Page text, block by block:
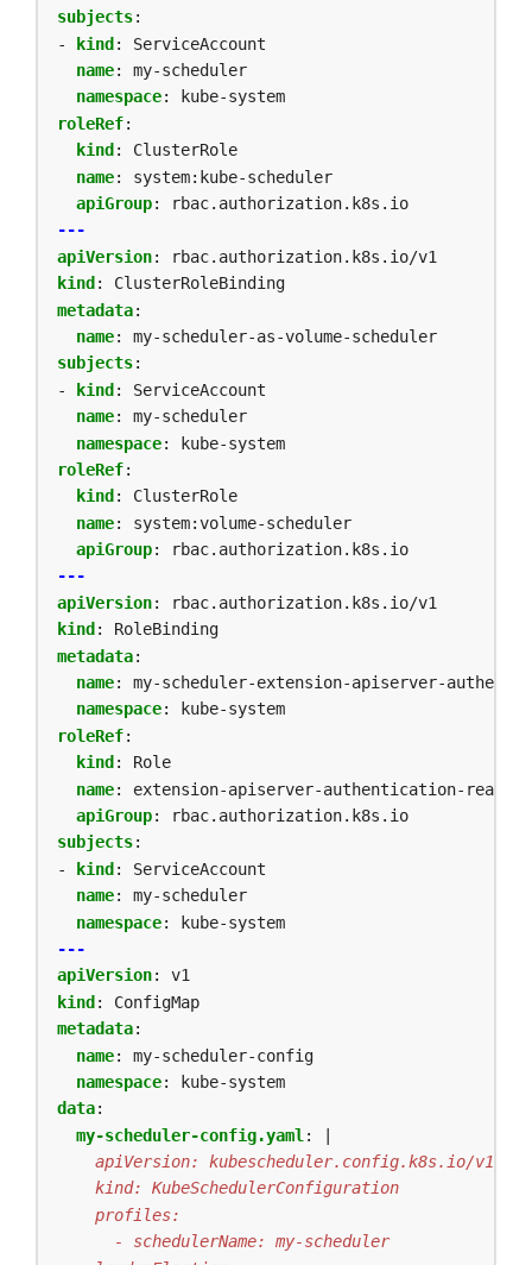
subjects:
-
kind :
ServiceAccount
name:
my-scheduler
namespace:
kube-system
roleRef:
kind :
ClusterRole
name:
system:kube-scheduler
apiGroup:
rbac.authorization.k8s.io
---
apiVersion:
rbac.authorization.k8s.io/v1
kind :
ClusterRoleBinding
metadata:
name:
my-scheduler-as-volume-scheduler
subjects:
-
kind :
ServiceAccount
name:
my-scheduler
namespace:
kube-system
roleRef:
kind :
ClusterRole
name:
system:volume-scheduler
apiGroup:
rbac.authorization.k8s.io
---
apiVersion:
rbac.authorization.k8s.io/v1
kind :
RoleBinding
metadata:
name:
my-scheduler-extension-apiserver-
namespace:
kube-system
roleRef:
kind :
Role
name:
extension-apiserver-authentication-reader
apiGroup:
rbac.authorization.k8s.io
subjects:
-
kind :
ServiceAccount
name:
my-scheduler
namespace:
kube-system
---
apiVersion:
v1
kind :
ConfigMap
metadata:
name:
my-scheduler-config
namespace:
kube-system
data:
my-scheduler-config.yaml :